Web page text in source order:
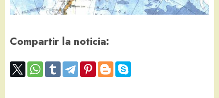
Compartir la noticia: